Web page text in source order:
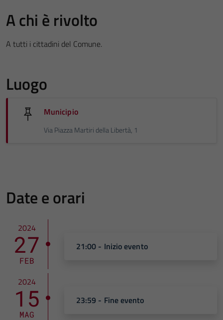
A chi è rivolto
A tutti i cittadini del Comune.
Luogo
Municipio
Via Piazza Martiri della Libertà, 1
Date e orari
2024
27
FEB
21:00 - Inizio evento
2024
15
MAG
23:59 - Fine evento